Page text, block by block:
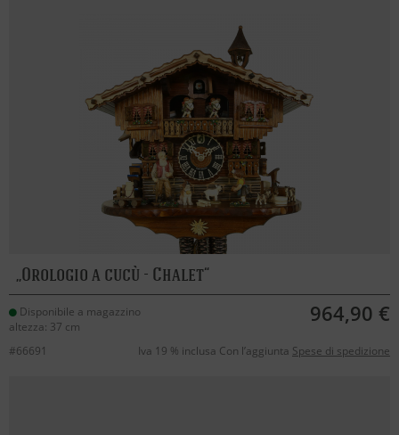
Orologio a cucù - Chalet
Disponibile a magazzino
altezza: 37 cm
964,90 €
#66691 Iva 19 % inclusa Con l’aggiunta Spese di spedizione